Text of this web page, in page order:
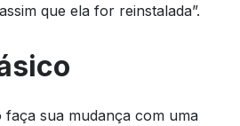
que ela for reinstalada”.
sua mudança com uma